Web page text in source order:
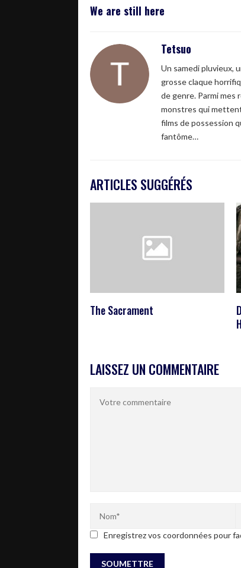
We are still here
Tetsuo
Un samedi pluvieux,
grosse claque
de genre. Parmi mes
monstres qui
films de possession
fantôme…
ARTICLES SUGGÉRÉS
The Sacrament
LAISSEZ UN COMMENTAIRE
Enregistrez vos coordonnées pour